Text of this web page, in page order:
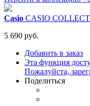
Casio CASIO
5 690 руб.
Добавить в заказ
Эта функция
Пожалуйста,
Поделиться